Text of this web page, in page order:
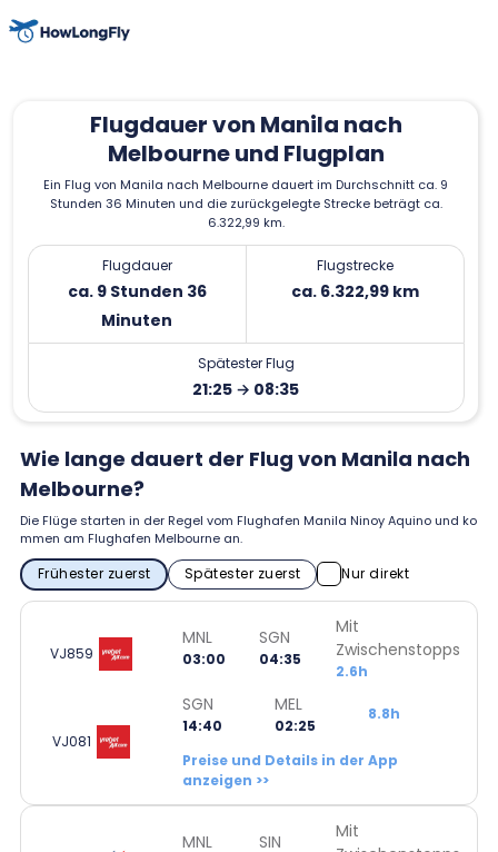
Flugdauer von Manila nach
Melbourne und Flugplan
Ein Flug von Manila nach Melbourne dauert im Durchschnitt ca. 9
Stunden 36 Minuten und die zurückgelegte Strecke beträgt ca.
6.322,99 km.
Flugdauer
ca. 9 Stunden 36
Minuten
Flugstrecke
ca. 6.322,99 km
Spätester Flug
21:25 → 08:35
Wie lange dauert der Flug von Manila nach
Melbourne?
Die Flüge starten in der Regel vom Flughafen Manila Ninoy Aquino und ko
mmen am Flughafen Melbourne an.
Frühester zuerst Spätester zuerst Nur direkt
VJ859
MNL
03:00
SGN
04:35
Mit
Zwischenstopps
2.6h
VJ081
SGN
14:40
MEL
02:25
8.8h
Preise und Details in der App
anzeigen >>
MNL SIN
Mit